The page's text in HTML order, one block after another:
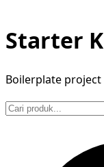
Starter
Boilerplate project